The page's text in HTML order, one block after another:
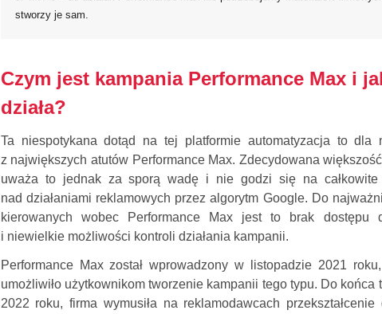
stworzy je sam.
Czym jest kampania Performance Max i
działa?
Ta niespotykana dotąd na tej platformie automatyzacja to dla
z największych atutów Performance Max. Zdecydowana
uważa to jednak za sporą wadę i nie godzi się na całkowite
nad działaniami reklamowych przez algorytm Google. Do
kierowanych wobec Performance Max jest to brak dostępu
i niewielkie możliwości kontroli działania kampanii.
Performance Max został wprowadzony w listopadzie 2021
umożliwiło użytkownikom tworzenie kampanii tego typu. Do końca
2022 roku, firma wymusiła na reklamodawcach przekształcenie